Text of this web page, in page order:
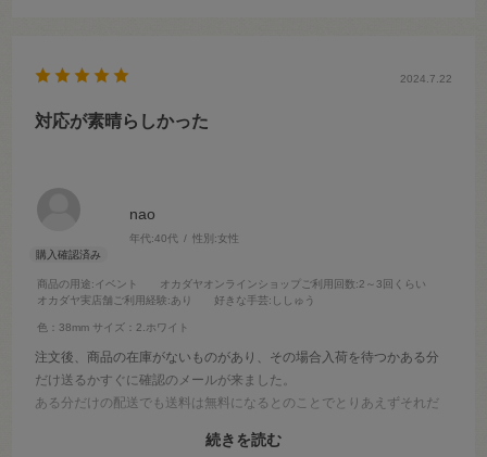
nao
年代:40代 性別:女性
商品の用途:イベント オカダヤオンラインショップご利用回数:2～3回くらい
オカダヤ実店舗ご利用経験:あり 好きな手芸:ししゅう
色：38mm サイズ：2.ホワイト
2024.7.22
対応が素晴らしかった
注文後、商品の在庫がないものがあり、その場合入荷を待つかある分
だけ送るかすぐに確認のメールが来ました。
ある分だけの配送でも送料は無料になるとのことでとりあえずそれだ
当日すぐに連絡していただき配送もスムーズで安心して注文すること
続きを読む